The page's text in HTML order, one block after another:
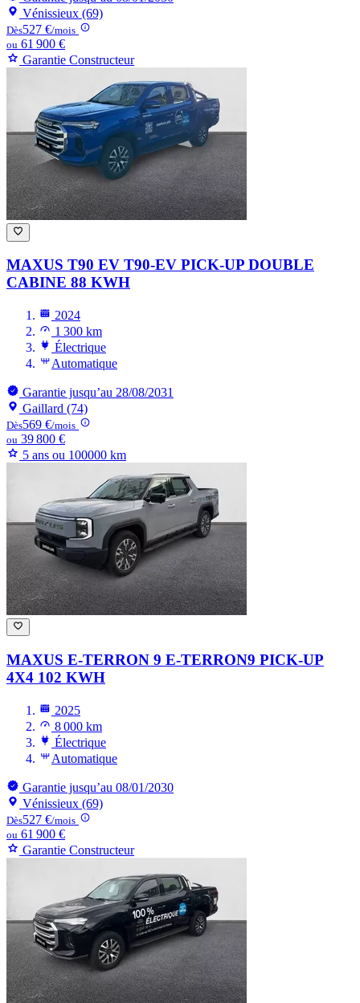
Vénissieux (69)
Dès527 €/mois
ou 61 900 €
Garantie Constructeur
MAXUS T90 EV T90-EV PICK-UP DOUBLE
CABINE 88 KWH
2024
1 300 km
Électrique
Automatique
Garantie jusqu’au 28/08/2031
Gaillard (74)
Dès569 €/mois
ou 39 800 €
5 ans ou 100000 km
MAXUS E-TERRON 9 E-TERRON9 PICK-UP
4X4 102 KWH
2025
8 000 km
Électrique
Automatique
Garantie jusqu’au 08/01/2030
Vénissieux (69)
Dès527 €/mois
ou 61 900 €
Garantie Constructeur